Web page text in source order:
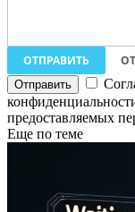
ОТПРАВИТЬ
предоставляемых
Еще по теме